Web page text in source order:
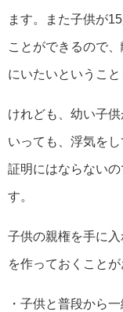
ます。また子供が
ことができるので
にいたいということ
けれども、幼い子
いっても、浮気を
証明にはならない
す。
子供の親権を手に
を作っておくことが
・子供と普段から